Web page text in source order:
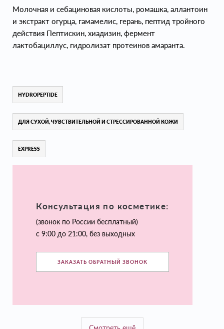
Молочная и себациновая кислоты, ромашка, аллантоин
и экстракт огурца, гамамелис, герань, пептид тройного
действия Пептискин, хиадизин, фермент
лактобациллус, гидролизат протеинов амаранта.
HYDROPEPTIDE
ДЛЯ СУХОЙ, ЧУВСТВИТЕЛЬНОЙ И СТРЕССИРОВАННОЙ КОЖИ
EXPRESS
Консультация по косметике:
(звонок по России бесплатный)
с 9:00 до 21:00, без выходных
ЗАКАЗАТЬ ОБРАТНЫЙ ЗВОНОК